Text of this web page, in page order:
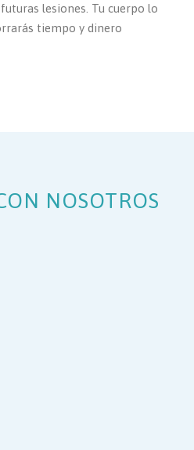
lesiones. Tu cuerpo lo
tiempo y dinero
NOSOTROS